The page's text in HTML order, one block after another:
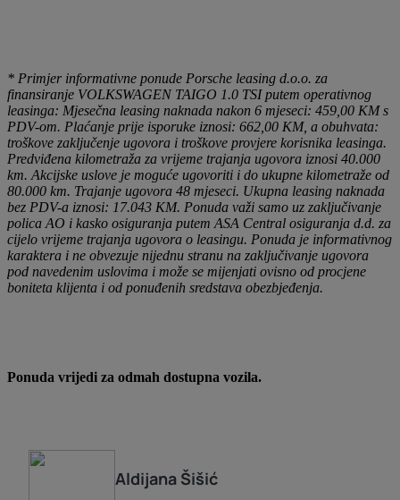
* Primjer informativne ponude Porsche leasing d.o.o. za
finansiranje VOLKSWAGEN TAIGO 1.0 TSI putem operativnog
leasinga: Mjesečna leasing naknada nakon 6 mjeseci: 459,00 KM s
PDV-om. Plaćanje prije isporuke iznosi: 662,00 KM, a obuhvata:
troškove zaključenje ugovora i troškove provjere korisnika leasinga.
Predviđena kilometraža za vrijeme trajanja ugovora iznosi 40.000
km. Akcijske uslove je moguće ugovoriti i do ukupne kilometraže od
80.000 km. Trajanje ugovora 48 mjeseci. Ukupna leasing naknada
bez PDV-a iznosi: 17.043 KM. Ponuda važi samo uz zaključivanje
polica AO i kasko osiguranja putem ASA Central osiguranja d.d. za
cijelo vrijeme trajanja ugovora o leasingu. Ponuda je informativnog
karaktera i ne obvezuje nijednu stranu na zaključivanje ugovora
pod navedenim uslovima i može se mijenjati ovisno od procjene
boniteta klijenta i od ponuđenih sredstava obezbjeđenja.
Ponuda vrijedi za odmah dostupna vozila.
Aldijana Šišić